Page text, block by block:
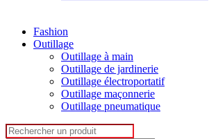
Fashion
Outillage
Outillage à main
Outillage de jardinerie
Outillage électroportatif
Outillage maçonnerie
Outillage pneumatique
Search for: